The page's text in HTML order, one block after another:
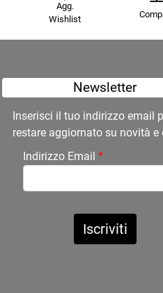
Agg.
Wishlist
Newsletter
Inserisci il tuo indirizzo email
restare aggiornato su novità e
Indirizzo Email *